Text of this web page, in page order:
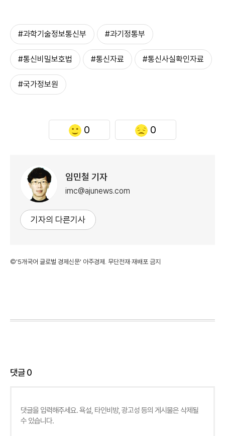
#과학기술정보통신부 #과기정통부
#통신비밀보호법 #통신자료 #통신사실확인자료
#국가정보원
0 0
임민철 기자
imc@ajunews.com
기자의 다른기사
©'5개국어 글로벌 경제신문' 아주경제. 무단전재·재배포 금지
댓글0